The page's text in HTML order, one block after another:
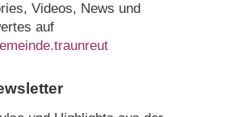
Videos, News und
auf